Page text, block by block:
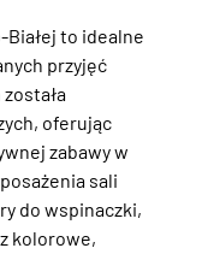
Białej to idealne
przyjęć
oferując
zabawy w
sali
do wspinaczki,
kolorowe,